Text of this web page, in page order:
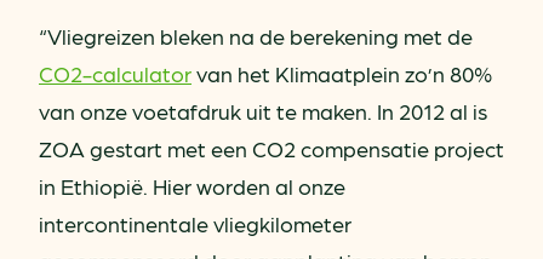
“Vliegreizen bleken na de berekening met de
CO2-calculatorvan het Klimaatplein zo’n 80%
van onze voetafdruk uit te maken. In 2012 al is
ZOA gestart met een CO2 compensatie project
in Ethiopië. Hier worden al onze
intercontinentale vliegkilometer